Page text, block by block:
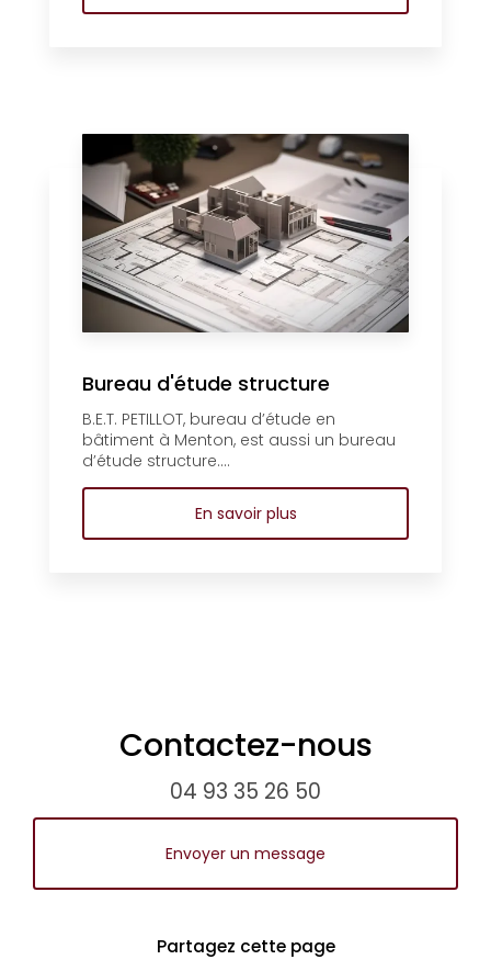
Bureau d'étude structure
B.E.T. PETILLOT, bureau d’étude en
bâtiment à Menton, est aussi un bureau
d’étude structure....
En savoir plus
Contactez-nous
04 93 35 26 50
Envoyer un message
Partagez cette page